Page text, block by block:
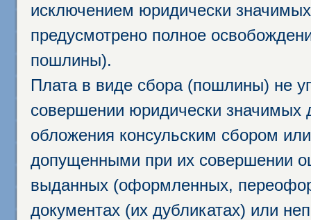
исключением юридически
предусмотрено полное
пошлины).
Плата в виде сбора (пошлины) не
совершении юридически
обложения консульским сбором
допущенными при их совершении
выданных (оформленных,
документах (их дубликатах) или